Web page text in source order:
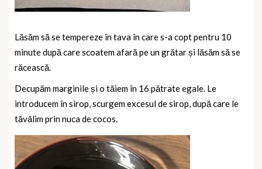
Lăsăm să se tempereze în tava în care s-a copt pentru 10
minute după care scoatem afară pe un grătar și lăsăm să se
răcească.
Decupăm marginile și o tăiem în 16 pătrate egale. Le
introducem în sirop, scurgem excesul de sirop, după care le
tăvălim prin nuca de cocos.